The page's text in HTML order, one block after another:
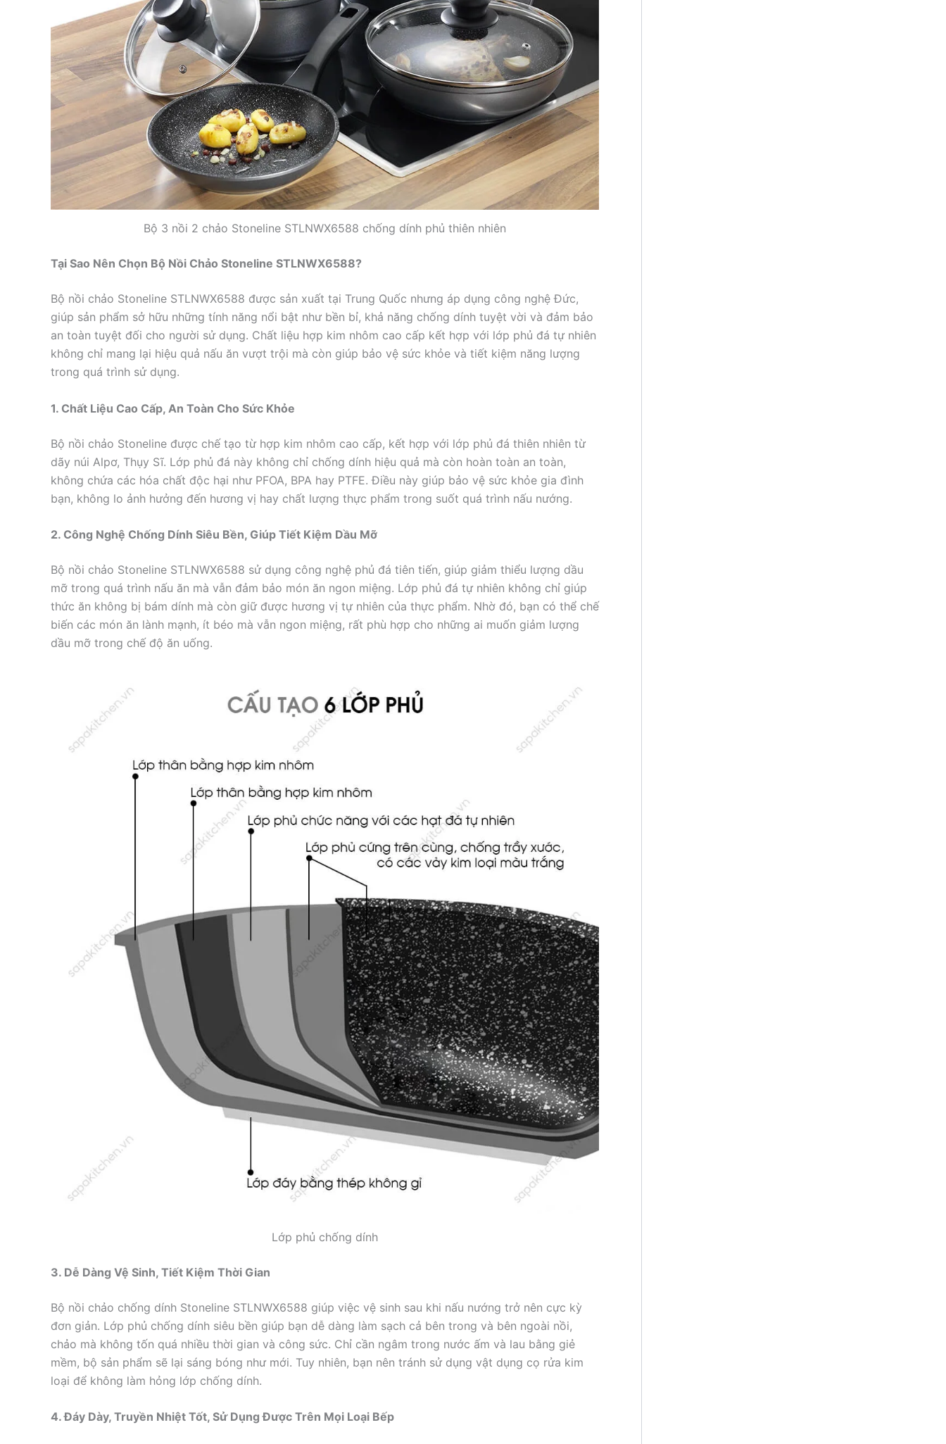
Bộ 3 nồi 2 chảo Stoneline STLNWX6588 chống dính phủ thiên nhiên
Tại Sao Nên Chọn Bộ Nồi Chảo Stoneline STLNWX6588?
Bộ nồi chảo Stoneline STLNWX6588 được sản xuất tại Trung Quốc nhưng áp dụng công nghệ Đức,
giúp sản phẩm sở hữu những tính năng nổi bật như bền bỉ, khả năng chống dính tuyệt vời và đảm bảo
an toàn tuyệt đối cho người sử dụng. Chất liệu hợp kim nhôm cao cấp kết hợp với lớp phủ đá tự nhiên
không chỉ mang lại hiệu quả nấu ăn vượt trội mà còn giúp bảo vệ sức khỏe và tiết kiệm năng lượng
trong quá trình sử dụng.
1. Chất Liệu Cao Cấp, An Toàn Cho Sức Khỏe
Bộ nồi chảo Stoneline được chế tạo từ hợp kim nhôm cao cấp, kết hợp với lớp phủ đá thiên nhiên từ
dãy núi Alpơ, Thụy Sĩ. Lớp phủ đá này không chỉ chống dính hiệu quả mà còn hoàn toàn an toàn,
không chứa các hóa chất độc hại như PFOA, BPA hay PTFE. Điều này giúp bảo vệ sức khỏe gia đình
bạn, không lo ảnh hưởng đến hương vị hay chất lượng thực phẩm trong suốt quá trình nấu nướng.
2. Công Nghệ Chống Dính Siêu Bền, Giúp Tiết Kiệm Dầu Mỡ
Bộ nồi chảo Stoneline STLNWX6588 sử dụng công nghệ phủ đá tiên tiến, giúp giảm thiểu lượng dầu
mỡ trong quá trình nấu ăn mà vẫn đảm bảo món ăn ngon miệng. Lớp phủ đá tự nhiên không chỉ giúp
thức ăn không bị bám dính mà còn giữ được hương vị tự nhiên của thực phẩm. Nhờ đó, bạn có thể chế
biến các món ăn lành mạnh, ít béo mà vẫn ngon miệng, rất phù hợp cho những ai muốn giảm lượng
dầu mỡ trong chế độ ăn uống.
Lớp phủ chống dính
3. Dễ Dàng Vệ Sinh, Tiết Kiệm Thời Gian
Bộ nồi chảo chống dính Stoneline STLNWX6588 giúp việc vệ sinh sau khi nấu nướng trở nên cực kỳ
đơn giản. Lớp phủ chống dính siêu bền giúp bạn dễ dàng làm sạch cả bên trong và bên ngoài nồi,
chảo mà không tốn quá nhiều thời gian và công sức. Chỉ cần ngâm trong nước ấm và lau bằng giẻ
mềm, bộ sản phẩm sẽ lại sáng bóng như mới. Tuy nhiên, bạn nên tránh sử dụng vật dụng cọ rửa kim
loại để không làm hỏng lớp chống dính.
4. Đáy Dày, Truyền Nhiệt Tốt, Sử Dụng Được Trên Mọi Loại Bếp